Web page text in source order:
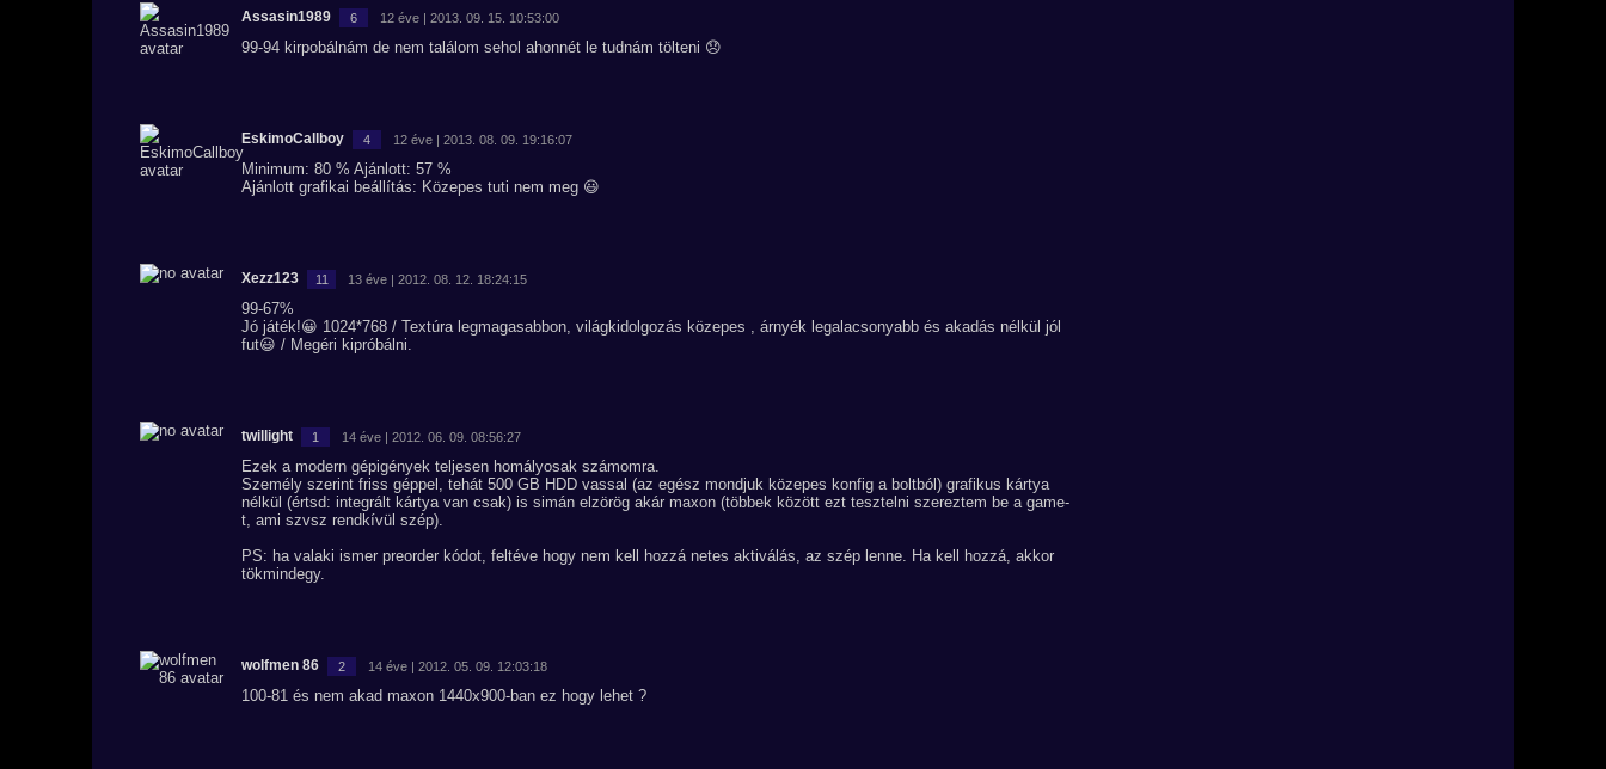
Assasin1989 6 12 éve | 2013. 09. 15. 10:53:00
99-94 kirpobálnám de nem találom sehol ahonnét le tudnám tölteni 😞
EskimoCallboy 4 12 éve | 2013. 08. 09. 19:16:07
Minimum: 80 % Ajánlott: 57 %
Ajánlott grafikai beállítás: Közepes tuti nem meg 😃
Xezz123 11 13 éve | 2012. 08. 12. 18:24:15
99-67%
Jó játék!😀 1024*768 / Textúra legmagasabbon, világkidolgozás közepes , árnyék legalacsonyabb és akadás nélkül jól
fut😃 / Megéri kipróbálni.
twillight 1 14 éve | 2012. 06. 09. 08:56:27
Ezek a modern gépigények teljesen homályosak számomra.
Személy szerint friss géppel, tehát 500 GB HDD vassal (az egész mondjuk közepes konfig a boltból) grafikus kártya
nélkül (értsd: integrált kártya van csak) is simán elzörög akár maxon (többek között ezt tesztelni szereztem be a game-
t, ami szvsz rendkívül szép).
PS: ha valaki ismer preorder kódot, feltéve hogy nem kell hozzá netes aktiválás, az szép lenne. Ha kell hozzá, akkor
tökmindegy.
wolfmen 86 2 14 éve | 2012. 05. 09. 12:03:18
100-81 és nem akad maxon 1440x900-ban ez hogy lehet ?